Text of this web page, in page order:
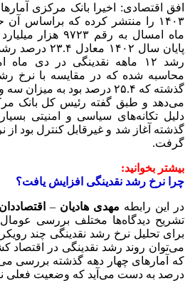
افق اقتصادی: اخیرا بانک مرکزی
۱۴۰۳ را منتشر کرده که براساس
ماه امسال به رقم
پایان سال ۱۴۰۲
محاسبه شده که در مقایسه با نرخ
گذشته که ۲۵.۴ درصد بود به
می‌دهد و طبق گفته رئیس کل بانک
دلیل تکانه‌های سیاسی و امنیتی
گذشته آغاز شد و غیرقابل کنترل بود
گرفت.
بیشتر بخوانید:
چرا نرخ رشد نقدینگی افزایش یافت؟
در این رابطه مهدی هادیان – اقتصاددان
تشریح دیدگاه‌ها مختلف بررسی عومال
برای تحلیل نرخ رشد نقدینگی چند
می‌توان روند رشد نقدینگی در اقتصاد
درصد به دست می‌آید که وضعیت فعلی